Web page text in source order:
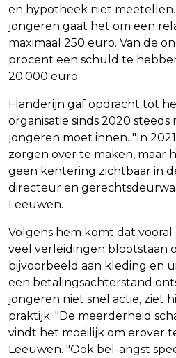
en hypotheek niet meetellen.
jongeren gaat het om een
maximaal 250 euro. Van de
procent een schuld te
20.000 euro.
Flanderijn gaf opdracht tot
organisatie sinds 2020
jongeren moet innen. "In
zorgen over te maken, maar
geen kentering zichtbaar in
directeur en
Leeuwen.
Volgens hem komt dat
veel verleidingen blootstaan
bijvoorbeeld aan kleding en
een betalingsachterstand
jongeren niet snel actie, ziet
praktijk. "De meerderheid
vindt het moeilijk om erover
Leeuwen. "Ook bel-angst